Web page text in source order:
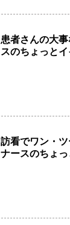
患者さんの大
スのちょっとイ
訪看でワン・ツ
ナースのちょっ